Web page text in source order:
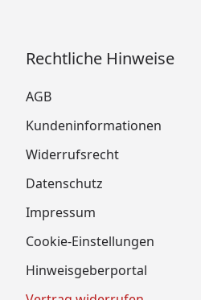
Rechtliche Hinweise
AGB
Kundeninformationen
Widerrufsrecht
Datenschutz
Impressum
Cookie-Einstellungen
Hinweisgeberportal